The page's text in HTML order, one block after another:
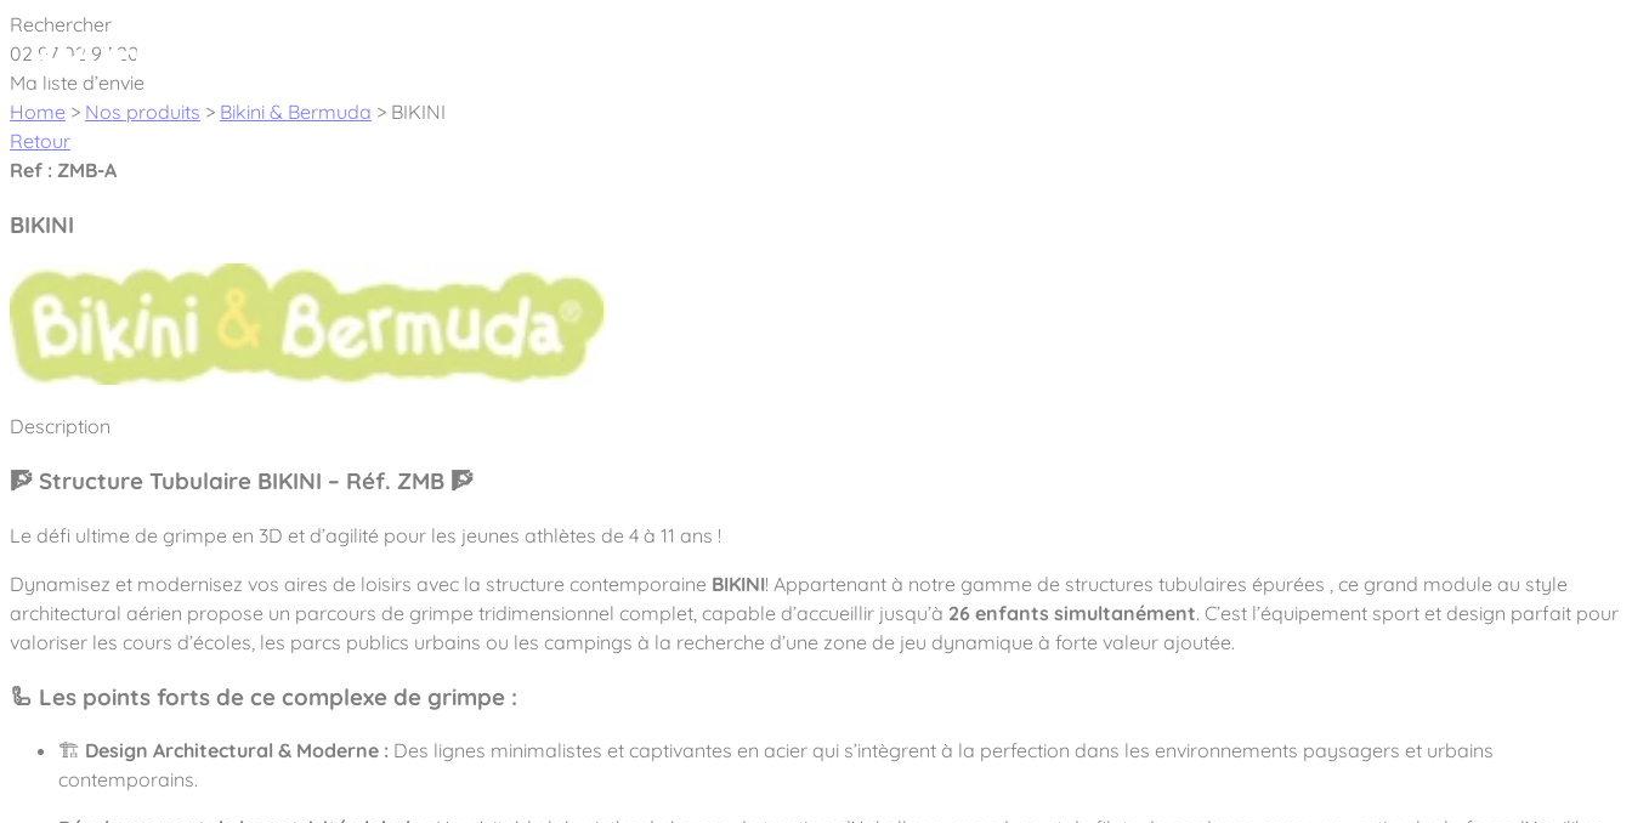
Cookies management panel
Créateur et fabricant d’aires de jeux & équipements sportifs
Nos dernières actualités
À propos
Nos Garanties
Notre entreprise
Notre équipe
Nous rejoindre
Aires de jeux Bikini & Bermuda®
Tous nos jeux
Jeux recyclés
Nos univers
Sport & Fitness Sport&Co®
Agrès fitness
Stadium Arena
Street workout
Équipements sportifs
Mobilier & accessoires
Mobilier urbain
Accessoires ludiques
Nos clients
Collectivités
Établissements scolaires
Camping et résidences de vacances
Notre expertise
Des aires intergénérationnelles de convivialité
Des aires de jeux pour tous les enfants
L’éco-conception de nos jeux
Réalisations
Contact
Rechercher
02 97 02 97 20
Ma liste d’envie
Home > Nos produits > Bikini & Bermuda > BIKINI
Retour
Ref : ZMB-A
BIKINI
Description
🧗 Structure Tubulaire BIKINI – Réf. ZMB 🧗
Le défi ultime de grimpe en 3D et d’agilité pour les jeunes athlètes de 4 à 11 ans !
Dynamisez et modernisez vos aires de loisirs avec la structure contemporaine BIKINI! Appartenant à notre gamme de structures tubulaires épurées
, ce grand module au style
architectural aérien propose un parcours de grimpe tridimensionnel complet, capable d’accueillir jusqu’à 26 enfants simultanément. C’est l’équipement sport et design parfait pour
valoriser les cours d’écoles, les parcs publics urbains ou les campings à la recherche d’une zone de jeu dynamique à forte valeur ajoutée.
🦾 Les points forts de ce complexe de grimpe :
🏗️ Design Architectural & Moderne : Des lignes minimalistes et captivantes en acier qui s’intègrent à la perfection dans les environnements paysagers et urbains
contemporains.